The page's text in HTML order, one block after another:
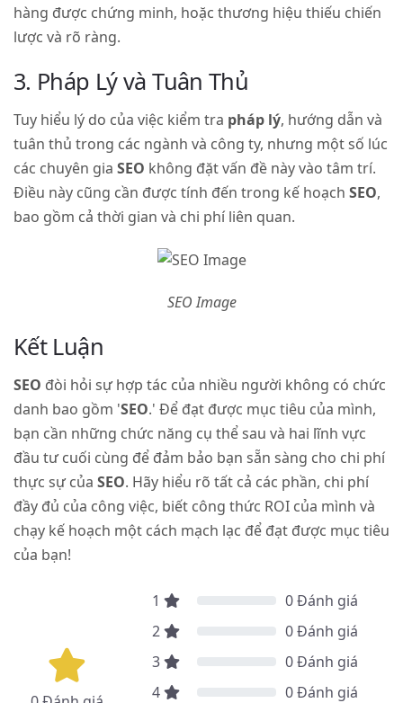
hàng được chứng minh, hoặc thương hiệu thiếu chiến
lược và rõ ràng.
3. Pháp Lý và Tuân Thủ
Tuy hiểu lý do của việc kiểm tra pháp lý, hướng dẫn và
tuân thủ trong các ngành và công ty, nhưng một số lúc
các chuyên gia SEO không đặt vấn đề này vào tâm trí.
Điều này cũng cần được tính đến trong kế hoạch SEO,
bao gồm cả thời gian và chi phí liên quan.
SEO Image
Kết Luận
SEO đòi hỏi sự hợp tác của nhiều người không có chức
danh bao gồm 'SEO.' Để đạt được mục tiêu của mình,
bạn cần những chức năng cụ thể sau và hai lĩnh vực
đầu tư cuối cùng để đảm bảo bạn sẵn sàng cho chi phí
thực sự của SEO. Hãy hiểu rõ tất cả các phần, chi phí
đầy đủ của công việc, biết công thức ROI của mình và
chạy kế hoạch một cách mạch lạc để đạt được mục tiêu
của bạn!
1 0Đánh giá
2
0Đánh giá
3
0Đánh giá
4
0Đánh giá